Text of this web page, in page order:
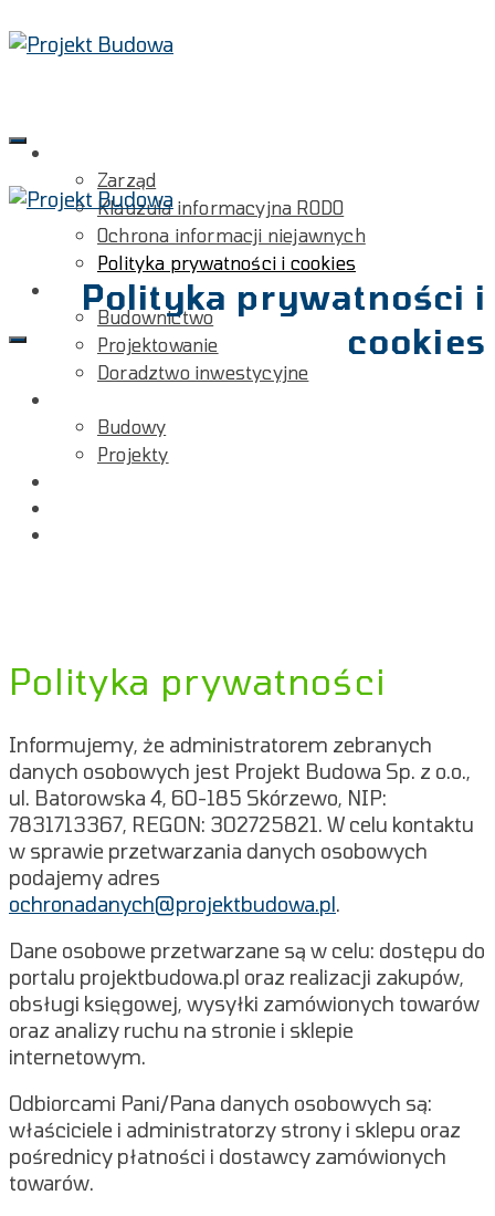
Zarząd
Klauzula informacyjna RODO
Ochrona informacji niejawnych
Polityka prywatności i cookies
Oferta
Budownictwo
Projektowanie
Doradztwo inwestycyjne
Budowy
Projekty
Polityka prywatności i
cookies
Polityka prywatności
Informujemy, że administratorem zebranych
danych osobowych jest Projekt Budowa Sp. z o.o.,
ul. Batorowska 4, 60-185 Skórzewo, NIP:
7831713367, REGON: 302725821. W celu kontaktu
w sprawie przetwarzania danych osobowych
podajemy adres
ochronadanych@projektbudowa.pl.
Dane osobowe przetwarzane są w celu: dostępu do
portalu projektbudowa.pl oraz realizacji zakupów,
obsługi księgowej, wysyłki zamówionych towarów
oraz analizy ruchu na stronie i sklepie
internetowym.
Odbiorcami Pani/Pana danych osobowych są:
właściciele i administratorzy strony i sklepu oraz
pośrednicy płatności i dostawcy zamówionych
towarów.